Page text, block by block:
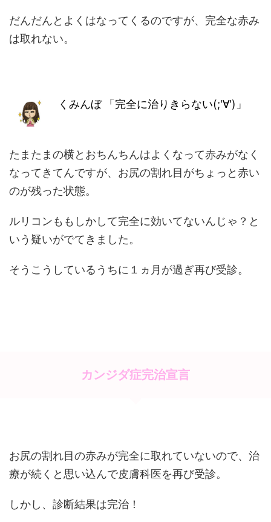
だんだんとよくはなってくるのですが、完全な赤み
は取れない。
くみんぼ 「完全に治りきらない(;'∀')」
たまたまの横とおちんちんはよくなって赤みがなく
なってきてんですが、お尻の割れ目がちょっと赤い
のが残った状態。
ルリコンももしかして完全に効いてないんじゃ？と
いう疑いがでてきました。
そうこうしているうちに１ヵ月が過ぎ再び受診。
カンジダ症完治宣言
お尻の割れ目の赤みが完全に取れていないので、治
療が続くと思い込んで皮膚科医を再び受診。
しかし、診断結果は完治！